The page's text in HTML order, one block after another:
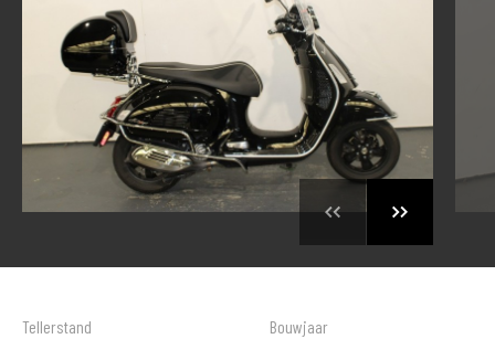
Tellerstand
Bouwjaar